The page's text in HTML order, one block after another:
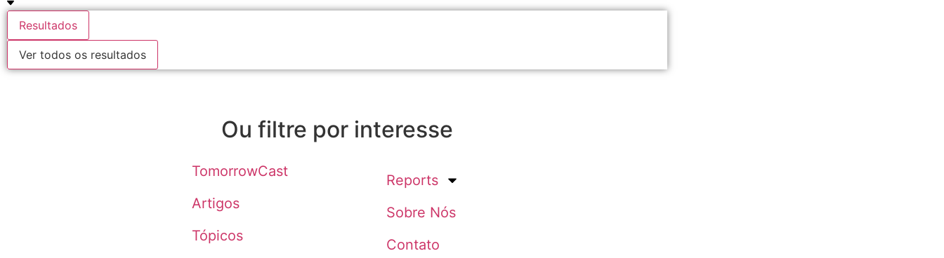
Resultados
Ver todos os resultados
Ou filtre por interesse
TomorrowCast
Artigos
Tópicos
Reports
Sobre Nós
Contato